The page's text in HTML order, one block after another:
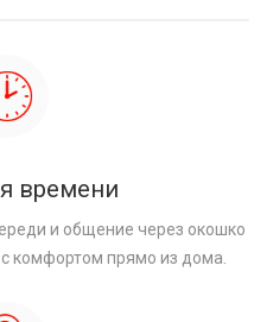
времени
и общение через окошко
комфортом прямо из дома.